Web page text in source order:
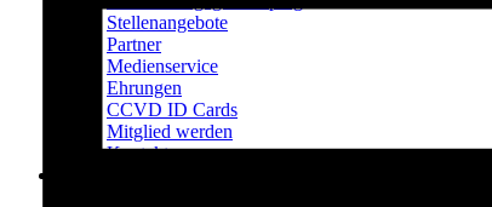
Stellenangebote
Partner
Medienservice
Ehrungen
CCVD ID Cards
Mitglied werden
Kontakt